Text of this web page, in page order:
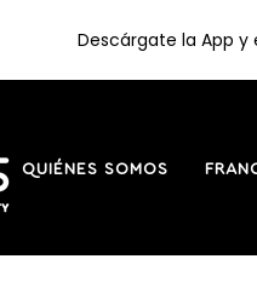
QUIÉNES SOMOS
Descárgate la App